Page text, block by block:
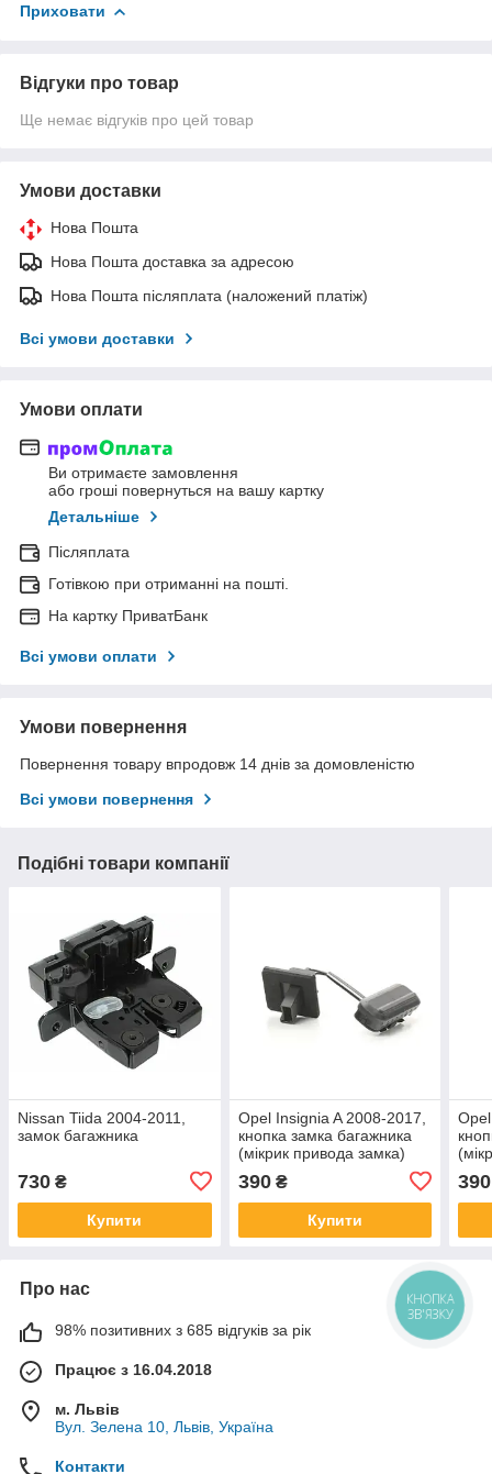
Приховати
Відгуки про товар
Ще немає відгуків про цей товар
Умови доставки
Нова Пошта
Нова Пошта доставка за адресою
Нова Пошта післяплата (наложений платіж)
Всі умови доставки
Умови оплати
Ви отримаєте замовлення
або гроші повернуться на вашу картку
Детальніше
Післяплата
Готівкою при отриманні на пошті.
На картку ПриватБанк
Всі умови оплати
Умови повернення
Повернення товару впродовж 14 днів за домовленістю
Всі умови повернення
Подібні товари компанії
Nissan Tiida 2004-2011,
замок багажника
730 ₴
Купити
Opel Insignia A 2008-2017,
кнопка замка багажника
(мікрик привода замка)
390₴
Купити
390
Про нас
98% позитивних з 685 відгуків за рік
Працює з 16.04.2018
м. Львів
Вул. Зелена 10, Львів, Україна
Контакти
КНОПКА
ЗВ'ЯЗКУ